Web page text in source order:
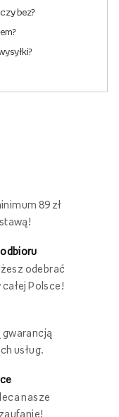
bez?
89 zł
odbioru
odebrać
Polsce!
gwarancją
usług.
nasze